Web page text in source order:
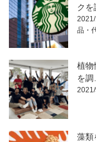
クを
品・
植物
を調
藻類